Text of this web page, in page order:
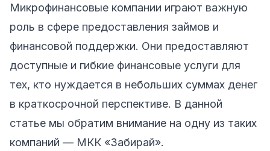
Микрофинансовые компании играют важную
роль в сфере предоставления займов и
финансовой поддержки. Они предоставляют
доступные и гибкие финансовые услуги для
тех, кто нуждается в небольших суммах денег
в краткосрочной перспективе. В данной
статье мы обратим внимание на одну из таких
компаний — МКК «Забирай».